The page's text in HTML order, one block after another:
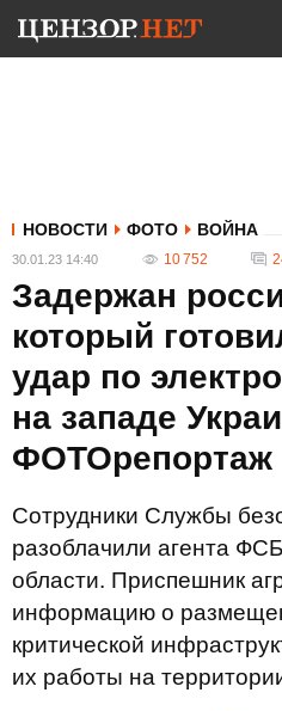
НОВОСТИ ФОТО ВОЙНА
30.01.23 14:40 10 752
Задержан
который
удар по
на западе
ФОТОрепортаж
Сотрудники Службы
разоблачили агента
области. Приспешник
информацию о
критической
их работы на